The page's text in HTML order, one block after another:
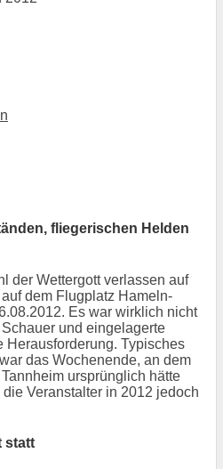
fliegerischen Helden
der Wettergott verlassen auf
dem Flugplatz Hameln-
Es war wirklich nicht
und eingelagerte
Herausforderung. Typisches
das Wochenende, an dem
ursprünglich hätte
Veranstalter in 2012 jedoch
statt